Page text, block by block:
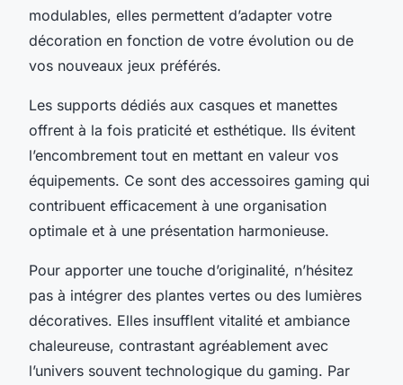
modulables, elles permettent d’adapter votre
décoration en fonction de votre évolution ou de
vos nouveaux jeux préférés.
Les supports dédiés aux casques et manettes
offrent à la fois praticité et esthétique. Ils évitent
l’encombrement tout en mettant en valeur vos
équipements. Ce sont des accessoires gaming qui
contribuent efficacement à une organisation
optimale et à une présentation harmonieuse.
Pour apporter une touche d’originalité, n’hésitez
pas à intégrer des plantes vertes ou des lumières
décoratives. Elles insufflent vitalité et ambiance
chaleureuse, contrastant agréablement avec
l’univers souvent technologique du gaming. Par